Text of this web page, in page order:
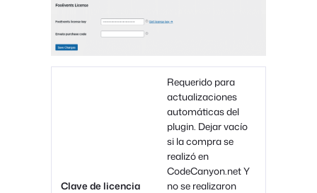
Clave de licencia
Requerido para
actualizaciones
automáticas del
plugin. Dejar vacío
si la compra se
realizó en
CodeCanyon.net Y
no se realizaron